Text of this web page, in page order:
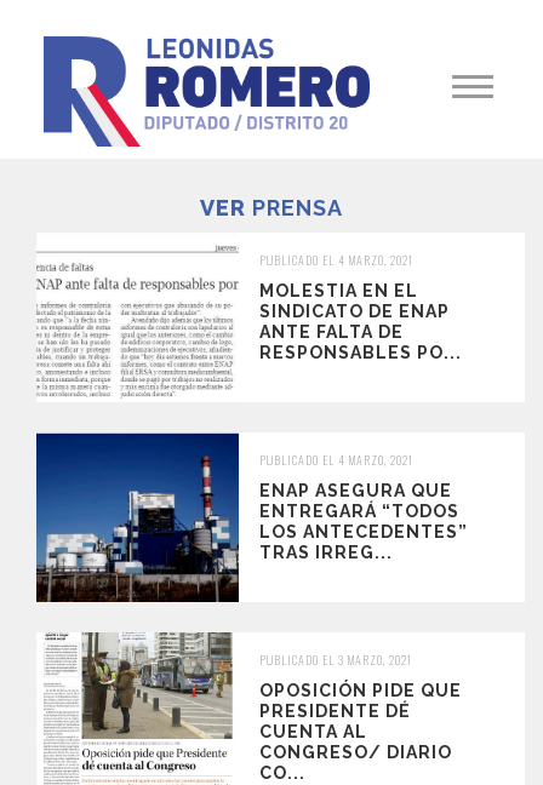
VER PRENSA
PUBLICADO EL 4 MARZO, 2021
MOLESTIA EN EL
SINDICATO DE ENAP
ANTE FALTA DE
RESPONSABLES PO...
PUBLICADO EL 4 MARZO, 2021
ENAP ASEGURA QUE
ENTREGARÁ “TODOS
LOS ANTECEDENTES”
TRAS IRREG...
PUBLICADO EL 3 MARZO, 2021
OPOSICIÓN PIDE QUE
PRESIDENTE DÉ
CUENTA AL
CONGRESO/ DIARIO
CO...